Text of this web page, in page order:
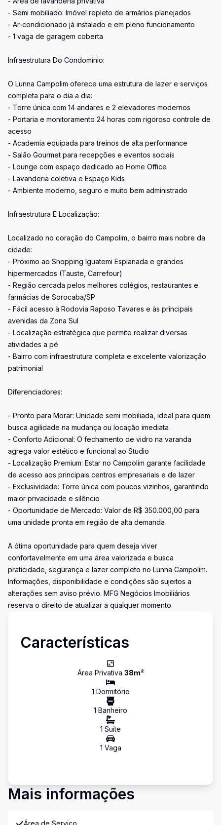
- Semi mobiliado: Imóvel repleto de armários planejados
- Ar-condicionado já instalado e em pleno funcionamento
- 1 vaga de garagem coberta
Infraestrutura Do Condomínio:
O Lunna Campolim oferece uma estrutura de lazer e serviços
completa para o dia a dia:
- Torre única com 14 andares e 2 elevadores modernos
- Portaria e monitoramento 24 horas com rigoroso controle de
acesso
- Academia equipada para treinos de alta performance
- Salão Gourmet para recepções e eventos sociais
- Lounge com espaço dedicado ao Home Office
- Lavanderia coletiva e Espaço Kids
- Ambiente moderno, seguro e muito bem administrado
Infraestrutura E Localização:
Localizado no coração do Campolim, o bairro mais nobre da
cidade:
- Próximo ao Shopping Iguatemi Esplanada e grandes
hipermercados (Tauste, Carrefour)
- Região cercada pelos melhores colégios, restaurantes e
farmácias de Sorocaba/SP
- Fácil acesso à Rodovia Raposo Tavares e às principais
avenidas da Zona Sul
- Localização estratégica que permite realizar diversas
atividades a pé
- Bairro com infraestrutura completa e excelente valorização
patrimonial
Diferenciadores:
- Pronto para Morar: Unidade semi mobiliada, ideal para quem
busca agilidade na mudança ou locação imediata
- Conforto Adicional: O fechamento de vidro na varanda
agrega valor estético e funcional ao Studio
- Localização Premium: Estar no Campolim garante facilidade
de acesso aos principais centros empresariais e de lazer
- Exclusividade: Torre única com poucos vizinhos, garantindo
maior privacidade e silêncio
- Oportunidade de Mercado: Valor de R$ 350.000,00 para
uma unidade pronta em região de alta demanda
A ótima oportunidade para quem deseja viver
confortavelmente em uma área valorizada e busca
praticidade, segurança e lazer completo no Lunna Campolim.
Informações, disponibilidade e condições são sujeitos a
alterações sem aviso prévio. MFG Negócios Imobiliários
reserva o direito de atualizar a qualquer momento.
Características
Área Privativa 38m²
1 Dormitório
1 Banheiro
1 Suíte
1 Vaga
Mais informações
Área de Serviço